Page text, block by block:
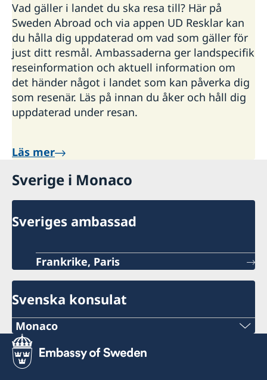
Vad gäller i landet du ska resa till? Här på
Sweden Abroad och via appen UD Resklar kan
du hålla dig uppdaterad om vad som gäller för
just ditt resmål. Ambassaderna ger landspecifik
reseinformation och aktuell information om
det händer något i landet som kan påverka dig
som resenär. Läs på innan du åker och håll dig
uppdaterad under resan.
Läs mer
Sverige i Monaco
Sveriges ambassad
Frankrike, Paris
Svenska konsulat
Monaco
Telefon:
+377 97 97 87 24